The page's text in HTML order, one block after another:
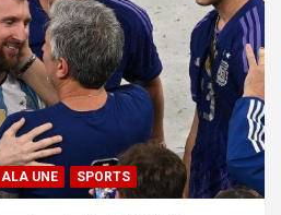
ALA UNE SPORTS